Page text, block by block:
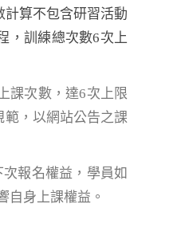
算不包含研習活動
，訓練總次數6次上
課次數，達6次上限
，以網站公告之課
報名權益，學員如
自身上課權益。